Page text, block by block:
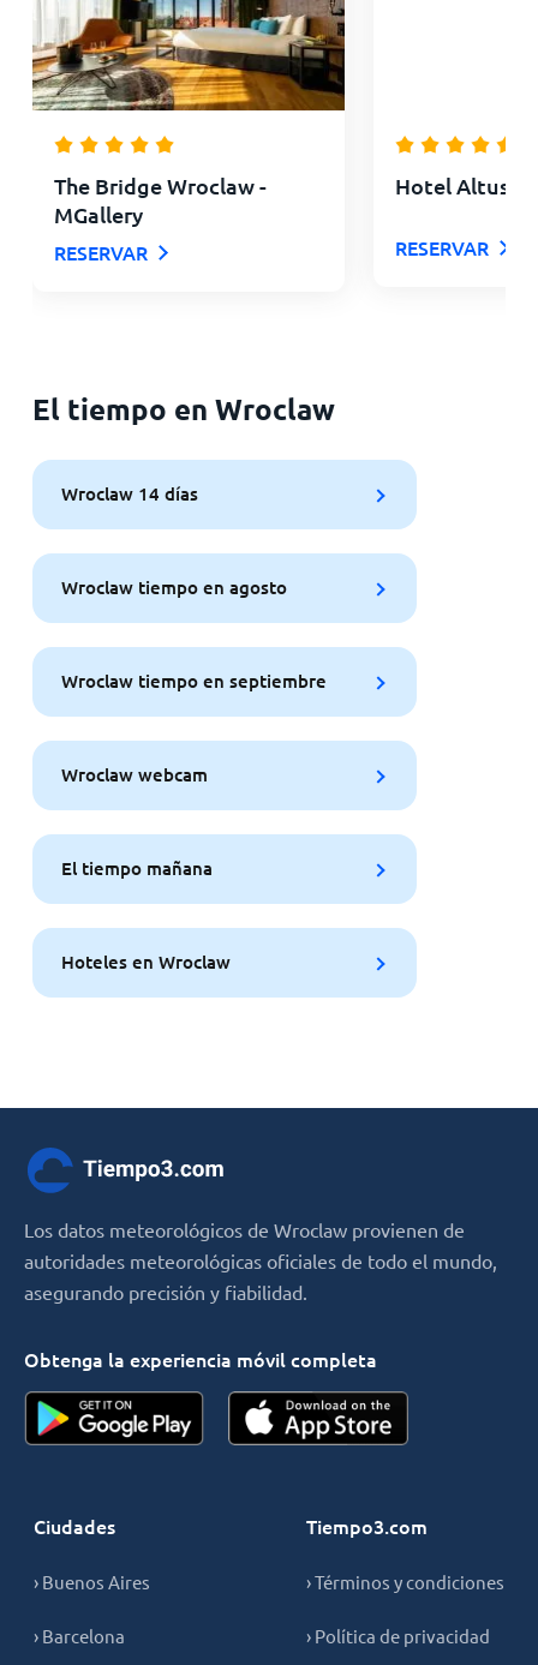
The Bridge Wroclaw -
MGallery
RESERVAR
Hotel Altus
RESERVAR
El tiempo en Wroclaw
Wroclaw 14 días
Wroclaw tiempo en agosto
Wroclaw tiempo en septiembre
Wroclaw webcam
El tiempo mañana
Hoteles en Wroclaw
Los datos meteorológicos de Wroclaw provienen de
autoridades meteorológicas oficiales de todo el mundo,
asegurando precisión y fiabilidad.
Obtenga la experiencia móvil completa
Ciudades
› Buenos Aires
› Barcelona
Tiempo3.com
› Términos y condiciones
› Política de privacidad